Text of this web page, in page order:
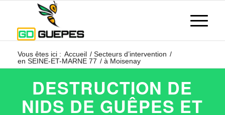
Vous êtes ici : Accueil / Secteurs d’intervention /
en SEINE-ET-MARNE 77 / à Moisenay
DESTRUCTION DE
NIDS DE GUÊPES ET